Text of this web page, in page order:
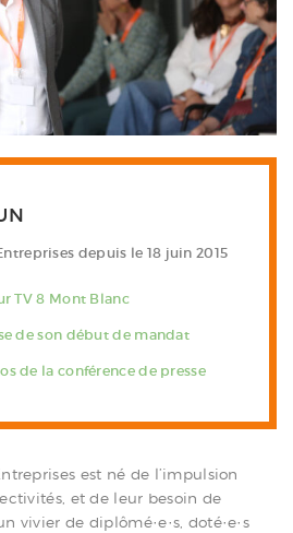
depuis le 18 juin 2015
TV 8 Mont Blanc
de son début de mandat
de la conférence de presse
est né de l’impulsion
et de leur besoin de
vivier de diplômé·e·s, doté·e·s